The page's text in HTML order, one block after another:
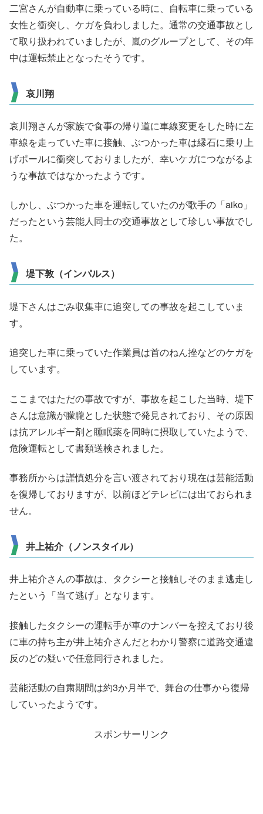
二宮さんが自動車に乗っている時に、自転車に乗っている
女性と衝突し、ケガを負わしました。通常の交通事故とし
て取り扱われていましたが、嵐のグループとして、その年
中は運転禁止となったそうです。
哀川翔
哀川翔さんが家族で食事の帰り道に車線変更をした時に左
車線を走っていた車に接触、ぶつかった車は縁石に乗り上
げポールに衝突しておりましたが、幸いケガにつながるよ
うな事故ではなかったようです。
しかし、ぶつかった車を運転していたのが歌手の「aiko」
だったという芸能人同士の交通事故として珍しい事故でし
た。
堤下敦（インパルス）
堤下さんはごみ収集車に追突しての事故を起こしていま
す。
追突した車に乗っていた作業員は首のねん挫などのケガを
しています。
ここまではただの事故ですが、事故を起こした当時、堤下
さんは意識が朦朧とした状態で発見されており、その原因
は抗アレルギー剤と睡眠薬を同時に摂取していたようで、
危険運転として書類送検されました。
事務所からは謹慎処分を言い渡されており現在は芸能活動
を復帰しておりますが、以前ほどテレビには出ておられま
せん。
井上祐介（ノンスタイル）
井上祐介さんの事故は、タクシーと接触しそのまま逃走し
たという「当て逃げ」となります。
接触したタクシーの運転手が車のナンバーを控えており後
に車の持ち主が井上祐介さんだとわかり警察に道路交通違
反のどの疑いで任意同行されました。
芸能活動の自粛期間は約3か月半で、舞台の仕事から復帰
していったようです。
スポンサーリンク